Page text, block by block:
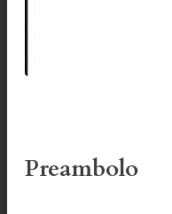
Preambolo